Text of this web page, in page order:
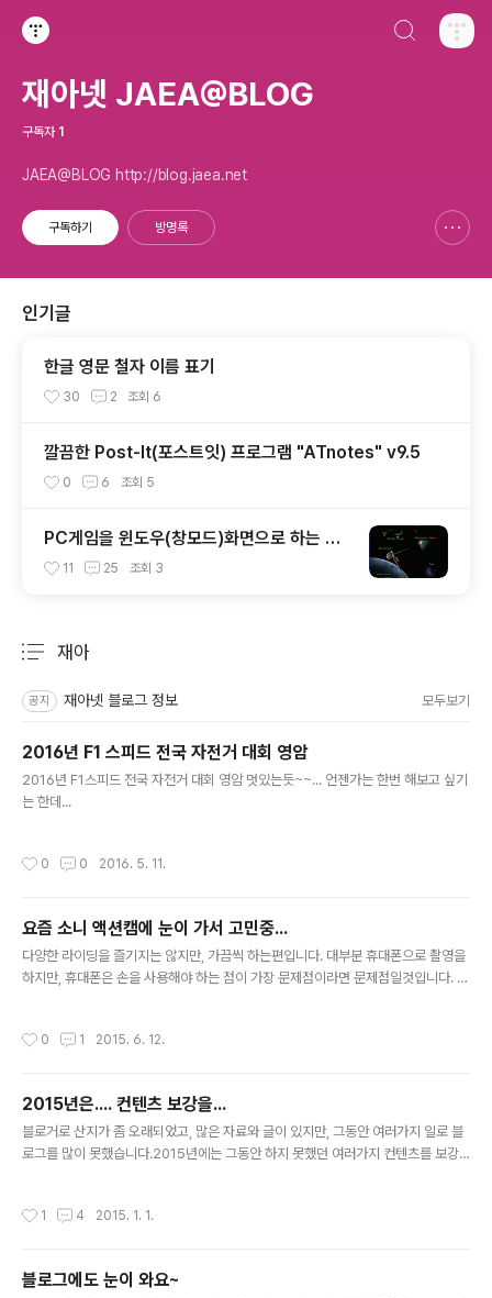
재아넷 JAEA@BLOG
구독자 1
JAEA@BLOG http://blog.jaea.net
구독하기 방명록
인기글
한글 영문 철자 이름 표기
30 2 조회 6
깔끔한 Post-It(포스트잇) 프로그램 "ATnotes" v9.5
0 6 조회 5
PC게임을 윈도우(창모드)화면으로 하는 방
법입니다.
11 25 조회 3
재아
공지 재아넷 블로그 정보 모두보기
2016년 F1 스피드 전국 자전거 대회 영암
2016년 F1스피드 전국 자전거 대회 영암 멋있는듯~~... 언젠가는 한번 해보고 싶기
는 한데...
0 0 2016. 5. 11.
요즘 소니 액션캠에 눈이 가서 고민중...
다양한 라이딩을 즐기지는 않지만, 가끔씩 하는편입니다. 대부분 휴대폰으로 촬영을
하지만, 휴대폰은 손을 사용해야 하는 점이 가장 문제점이라면 문제점일것입니다. 액
니 액션캠을 많이 쓴다고 하는데요... 사실 정확히 잘 모르겠음.. 어느게 가장 좋은
0 1 2015. 6. 12.
2015년은.... 컨텐츠 보강을...
블로거로 산지가 좀 오래되었고, 많은 자료와 글이 있지만, 그동안 여러가지 일로 블
로그를 많이 못했습니다.2015년에는 그동안 하지 못했던 여러가지 컨텐츠를 보강
분도 있지만, 인연이라는건 소중할꺼라 생각합니다. 2015년에는 더욱더 발전할수
1 4 2015. 1. 1.
블로그에도 눈이 와요~